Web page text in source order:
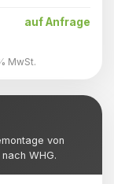
auf Anfrage
MwSt.
von
WHG.